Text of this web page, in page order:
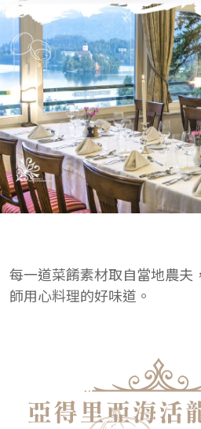
每一道菜餚素材取自當地農夫
師用心料理的好味道。